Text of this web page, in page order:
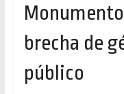
brecha de
público